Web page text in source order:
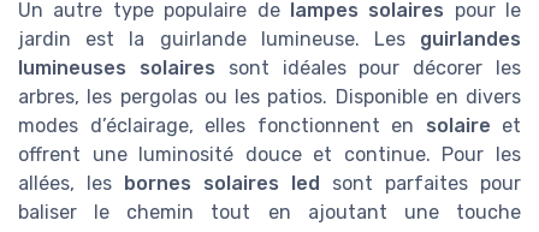
Un autre type populaire de lampes solaires pour le
jardin est la guirlande lumineuse. Les guirlandes
lumineuses solaires sont idéales pour décorer les
arbres, les pergolas ou les patios. Disponible en divers
modes d’éclairage, elles fonctionnent en solaire et
offrent une luminosité douce et continue. Pour les
allées, les bornes solaires led sont parfaites pour
baliser le chemin tout en ajoutant une touche